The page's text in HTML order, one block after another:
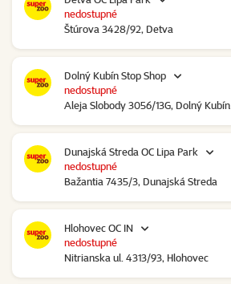
Štúrova 3428/92, Detva
nedostupné
Dolný Kubín Stop Shop
Aleja Slobody 3056/13G, Dolný Kubín
nedostupné
Dunajská Streda OC Lipa Park
Bažantia 7435/3, Dunajská Streda
nedostupné
Hlohovec OC IN
Nitrianska ul. 4313/93, Hlohovec
nedostupné